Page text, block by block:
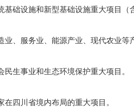
基础设施和新型基础设施重大项目
业、服务业、能源产业、现代农业等
民生事业和生态环境保护重大项目。
在四川省境内布局的重大项目。